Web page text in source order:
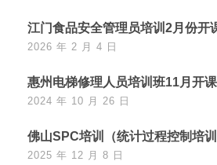
江门食品安全管理员培训2月份开
2026 年 2 月 4 日
惠州电梯修理人员培训班11月开
2024 年 10 月 26 日
佛山SPC培训（统计过程控制培
2025 年 12 月 8 日